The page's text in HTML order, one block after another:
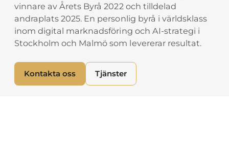
vinnare av Årets Byrå 2022 och tilldelad
andraplats 2025. En personlig byrå i världsklass
inom digital marknadsföring och AI-strategi i
Stockholm och Malmö som levererar resultat.
Kontakta oss Tjänster